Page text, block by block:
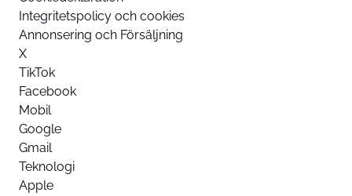
Integritetspolicy och cookies
Annonsering och Försäljning
X
TikTok
Facebook
Mobil
Google
Gmail
Teknologi
Apple